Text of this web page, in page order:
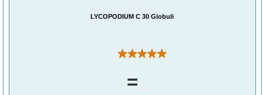
LYCOPODIUM C 30 Globuli
(1)
=